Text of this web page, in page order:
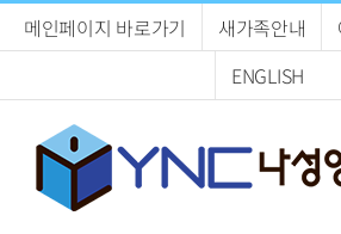
메인페이지 바로가기 새가족안내
ENGLISH